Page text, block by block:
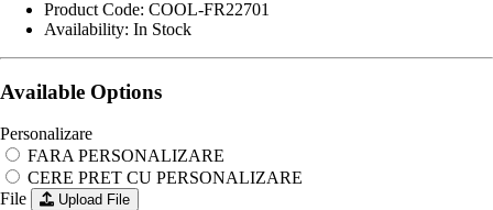
Product Code: COOL-FR22701
Availability: In Stock
Available Options
Personalizare
FARA PERSONALIZARE
CERE PRET CU PERSONALIZARE
File
Upload File